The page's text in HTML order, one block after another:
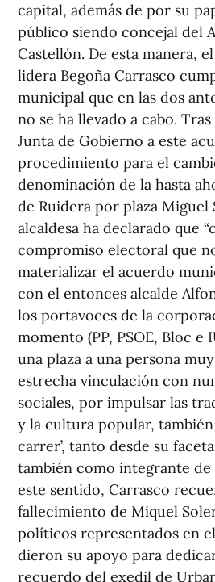
capital, además de por su
público siendo concejal del
Castellón. De esta manera,
lidera Begoña Carrasco
municipal que en las dos
no se ha llevado a cabo.
Junta de Gobierno a este
procedimiento para el
denominación de la hasta
de Ruidera por plaza Miguel
alcaldesa ha declarado que
compromiso electoral que
materializar el acuerdo
con el entonces alcalde
los portavoces de la
momento (PP, PSOE, Bloc e
una plaza a una persona
estrecha vinculación con
sociales, por impulsar las
y la cultura popular, también
carrer’, tanto desde su
también como integrante de
este sentido, Carrasco
fallecimiento de Miquel
políticos representados en
dieron su apoyo para
recuerdo del exedil de